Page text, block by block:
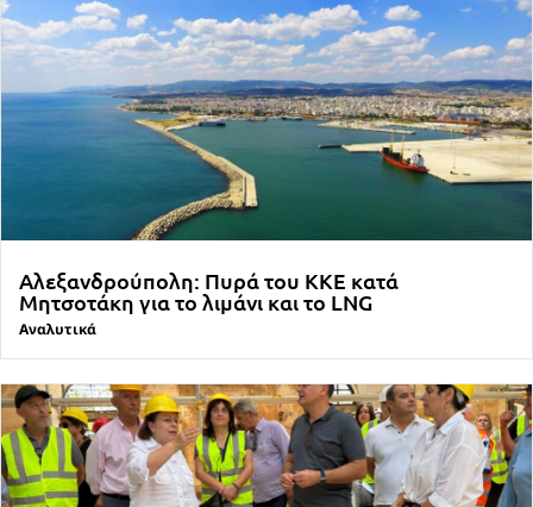
Αλεξανδρούπολη: Πυρά του ΚΚΕ κατά
Μητσοτάκη για το λιμάνι και το LNG
Αναλυτικά